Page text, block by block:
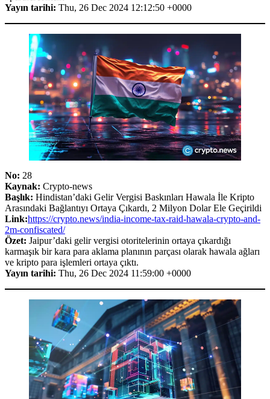
Yayın tarihi: Thu, 26 Dec 2024 12:12:50 +0000
No: 28
Kaynak: Crypto-news
Başlık: Hindistan’daki Gelir Vergisi Baskınları Hawala İle Kripto
Arasındaki Bağlantıyı Ortaya Çıkardı, 2 Milyon Dolar Ele Geçirildi
Link:https://crypto.news/india-income-tax-raid-hawala-crypto-and-
2m-confiscated/
Özet: Jaipur’daki gelir vergisi otoritelerinin ortaya çıkardığı
karmaşık bir kara para aklama planının parçası olarak hawala ağları
ve kripto para işlemleri ortaya çıktı.
Yayın tarihi: Thu, 26 Dec 2024 11:59:00 +0000